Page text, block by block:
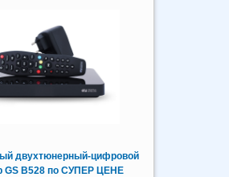
двухтюнерный-цифровой
GS B528 по СУПЕР ЦЕНЕ